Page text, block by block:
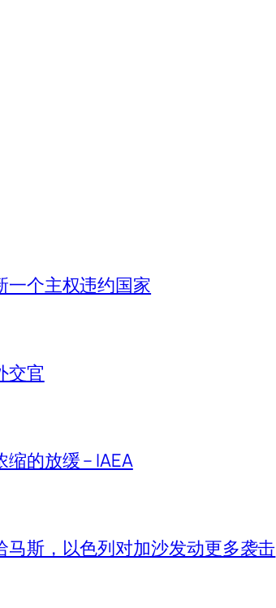
一个主权违约国家
交官
的放缓 – IAEA
马斯，以色列对加沙发动更多袭击